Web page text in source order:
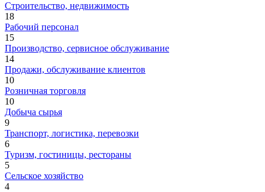
Строительство, недвижимость
18
Рабочий персонал
15
Производство, сервисное обслуживание
14
Продажи, обслуживание клиентов
10
Розничная торговля
10
Добыча сырья
9
Транспорт, логистика, перевозки
6
Туризм, гостиницы, рестораны
5
Сельское хозяйство
4